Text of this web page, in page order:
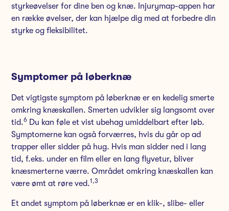
styrkeøvelser for dine ben og knæ. Injurymap-appen har
en række øvelser, der kan hjælpe dig med at forbedre din
styrke og fleksibilitet.
Symptomer på løberknæ
Det vigtigste symptom på løberknæ er en kedelig smerte
omkring knæskallen. Smerten udvikler sig langsomt over
tid.6 Du kan føle et vist ubehag umiddelbart efter løb.
Symptomerne kan også forværres, hvis du går op ad
trapper eller sidder på hug. Hvis man sidder ned i lang
tid, f.eks. under en film eller en lang flyvetur, bliver
knæsmerterne værre. Området omkring knæskallen kan
være ømt at røre ved.1,3
Et andet symptom på løberknæ er en klik-, slibe- eller